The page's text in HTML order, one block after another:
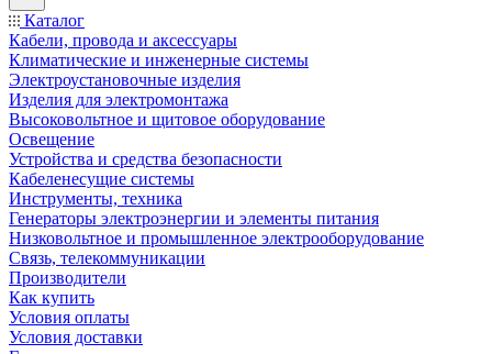
Каталог
Кабели, провода и аксессуары
Климатические и инженерные системы
Электроустановочные изделия
Изделия для электромонтажа
Высоковольтное и щитовое оборудование
Освещение
Устройства и средства безопасности
Кабеленесущие системы
Инструменты, техника
Генераторы электроэнергии и элементы питания
Низковольтное и промышленное электрооборудование
Связь, телекоммуникации
Производители
Как купить
Условия оплаты
Условия доставки